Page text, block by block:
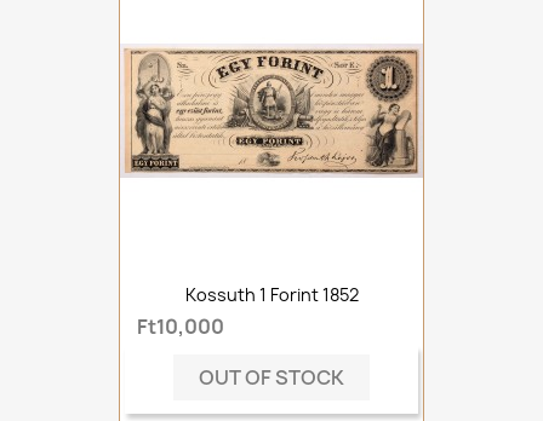
Kossuth 1 Forint 1852
Ft10,000
OUT OF STOCK